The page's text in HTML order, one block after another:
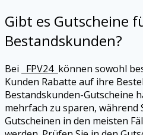
Gibt es Gutscheine
Bestandskunden?
Bei FPV24 können sowohl
Kunden Rabatte auf ihre
Bestandskunden-Gutscheine
mehrfach zu sparen, während
Gutscheinen in den meisten